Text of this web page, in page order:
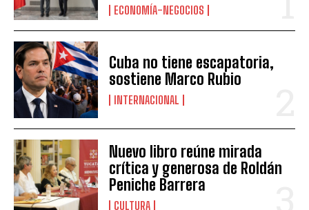
ECONOMÍA-NEGOCIOS
Cuba no tiene escapatoria,
sostiene Marco Rubio
INTERNACIONAL
Nuevo libro reúne mirada
crítica y generosa de Roldán
Peniche Barrera
CULTURA